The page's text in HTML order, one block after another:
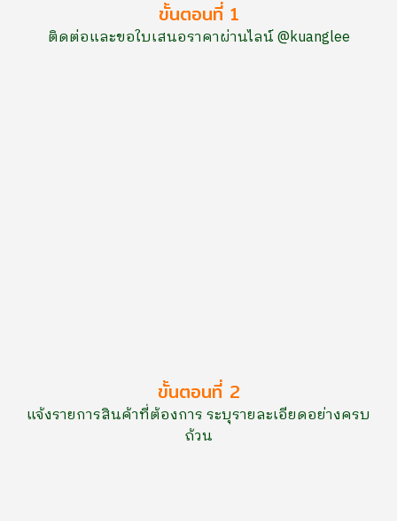
ขั้นตอนที่ 1
ติดต่อและขอใบเสนอราคาผ่านไลน์ @kuanglee
ขั้นตอนที่ 2
แจ้งรายการสินค้าที่ต้องการ ระบุรายละเอียดอย่างครบ
ถ้วน